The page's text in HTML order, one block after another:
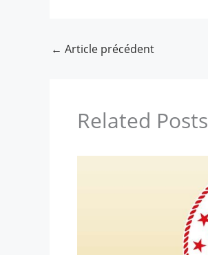
← Article précédent
Related Posts